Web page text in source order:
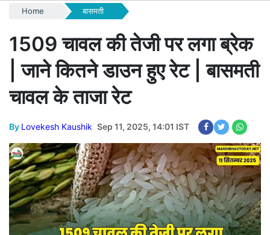
Home बासमती
1509 चावल की तेजी पर लगा ब्रेक
| जाने कितने डाउन हुए रेट | बासमती
चावल के ताजा रेट
By Lovekesh Kaushik Sep 11, 2025, 14:01 IST